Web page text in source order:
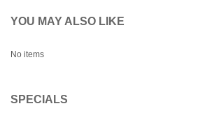
YOU MAY ALSO LIKE
No items
SPECIALS